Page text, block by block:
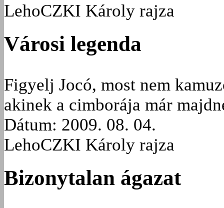
LehoCZKI Károly rajza
Városi legenda
Figyelj Jocó, most nem
akinek a cimborája már
Dátum: 2009. 08. 04.
LehoCZKI Károly rajza
Bizonytalan ágazat